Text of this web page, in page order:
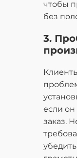
чтобы
без
3.
если он
заказ.